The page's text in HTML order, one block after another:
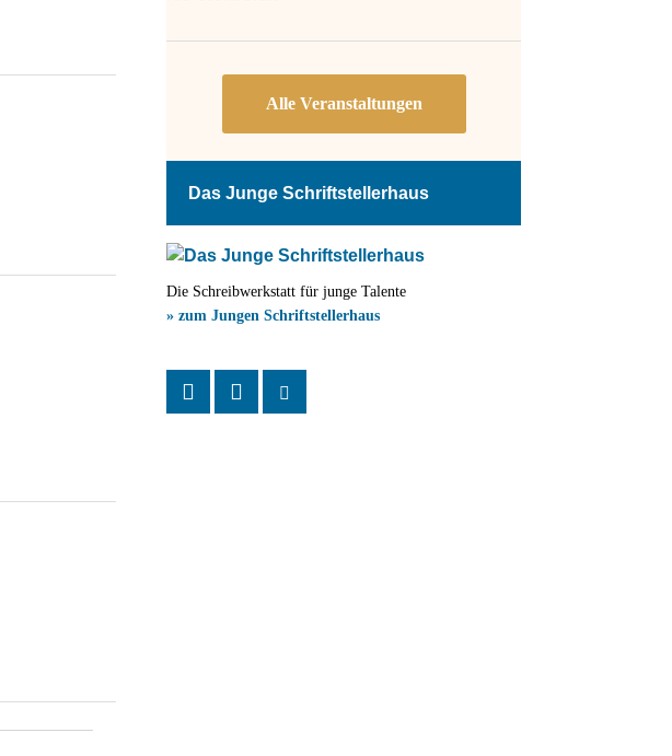
Das Junge Schriftstellerhaus
Die Schreibwerkstatt für junge Talente
» zum Jungen Schriftstellerhaus